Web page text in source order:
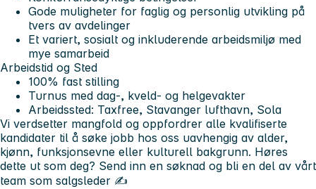
Gode muligheter for faglig og personlig utvikling på
tvers av avdelinger
Et variert, sosialt og inkluderende arbeidsmiljø med
mye samarbeid
Arbeidstid og Sted
100% fast stilling
Turnus med dag-, kveld- og helgevakter
Arbeidssted: Taxfree, Stavanger lufthavn, Sola
Vi verdsetter mangfold og oppfordrer alle kvalifiserte
kandidater til å søke jobb hos oss uavhengig av alder,
kjønn, funksjonsevne eller kulturell bakgrunn. Høres
dette ut som deg? Send inn en søknad og bli en del av vårt
team som salgsleder ✍